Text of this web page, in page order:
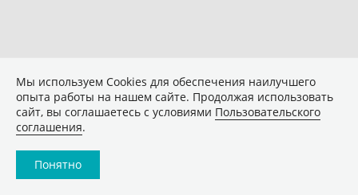
Мы используем Сookies для обеспечения наилучшего
опыта работы на нашем сайте. Продолжая использовать
сайт, вы соглашаетесь с условиями Пользовательского
соглашения.
Понятно